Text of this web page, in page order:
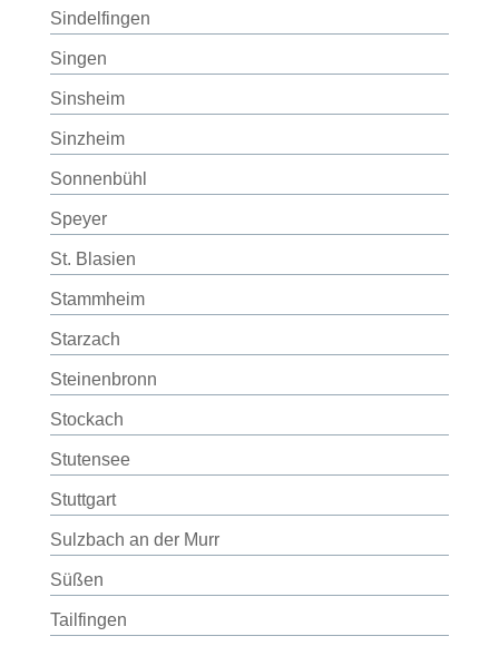
Sindelfingen
Singen
Sinsheim
Sinzheim
Sonnenbühl
Speyer
St. Blasien
Stammheim
Starzach
Steinenbronn
Stockach
Stutensee
Stuttgart
Sulzbach an der Murr
Süßen
Tailfingen